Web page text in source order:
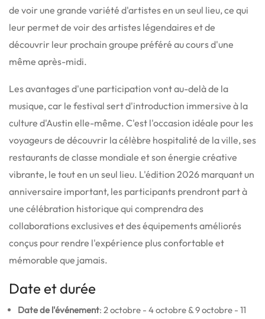
de voir une grande variété d'artistes en un seul lieu, ce qui
leur permet de voir des artistes légendaires et de
découvrir leur prochain groupe préféré au cours d'une
même après-midi.
Les avantages d'une participation vont au-delà de la
musique, car le festival sert d'introduction immersive à la
culture d'Austin elle-même. C'est l'occasion idéale pour les
voyageurs de découvrir la célèbre hospitalité de la ville, ses
restaurants de classe mondiale et son énergie créative
vibrante, le tout en un seul lieu. L'édition 2026 marquant un
anniversaire important, les participants prendront part à
une célébration historique qui comprendra des
collaborations exclusives et des équipements améliorés
conçus pour rendre l'expérience plus confortable et
mémorable que jamais.
Date et durée
Date de l'événement: 2 octobre - 4 octobre & 9 octobre - 11